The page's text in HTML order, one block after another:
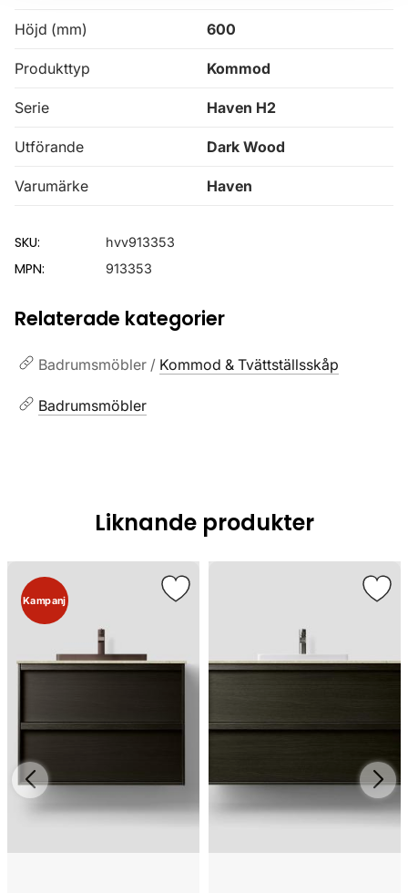
Höjd (mm) 600
Produkttyp Kommod
Serie Haven H2
Utförande Dark Wood
Varumärke Haven
SKU: hvv913353
MPN: 913353
Relaterade kategorier
Badrumsmöbler / Kommod & Tvättställsskåp
Badrumsmöbler
Liknande produkter
Kampanj